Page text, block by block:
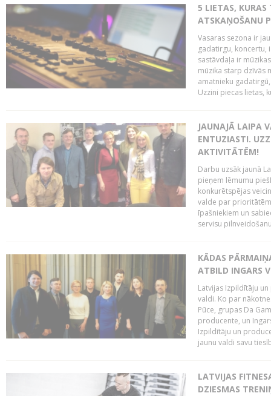
5 LIETAS, KURAS
ATSKAŅOŠANU
Vasaras sezona ir
gadatirgu, koncertu,
sastāvdaļa ir
mūzika starp dzīvās
amatnieku
Uzzini piecas lietas,
JAUNAJĀ LAIPA
ENTUZIASTI.
AKTIVITĀTĒM!
Darbu uzsāk jaunā
pieņem lēmumu
konkurētspējas
valde par
īpašniekiem un
servisu
KĀDAS
ATBILD INGARS
Latvijas Izpildītāju
valdi. Ko par
Pūce, grupas Da
producente, un
Izpildītāju un
jaunu valdi savu
LATVIJAS
DZIESMAS